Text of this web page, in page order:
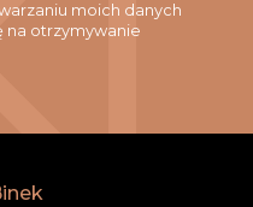
moich danych
na otrzymywanie